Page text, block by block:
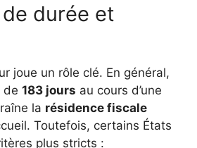
durée et
joue un rôle clé. En général,
de 183 jours au cours d’une
la résidence fiscale
Toutefois, certains États
plus stricts :